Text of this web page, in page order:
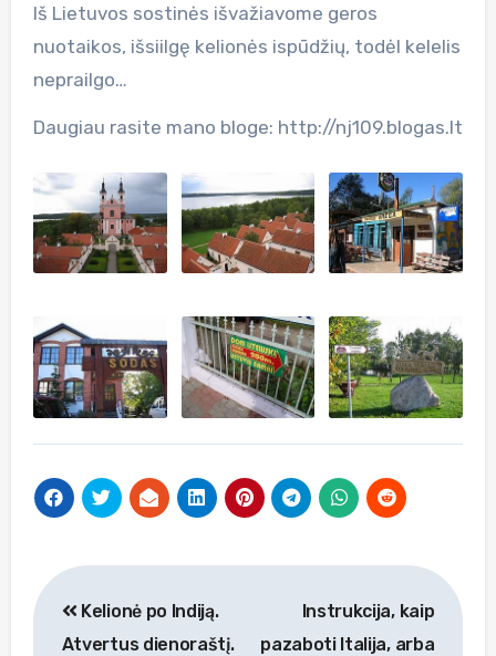
Iš Lietuvos sostinės išvažiavome geros
nuotaikos, išsiilgę kelionės ispūdžių, todėl kelelis
neprailgo…
Daugiau rasite mano bloge: http://nj109.blogas.lt
Navigacija
tarp
Kelionė po Indiją.
Atvertus dienoraštį.
Instrukcija, kaip
pazaboti Italija, arba